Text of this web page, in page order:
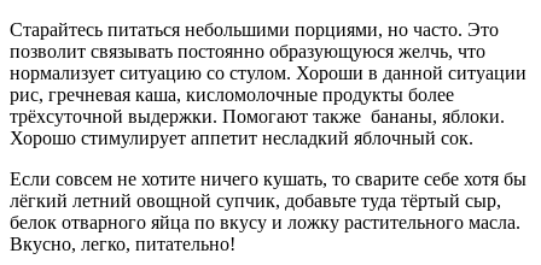
Старайтесь питаться небольшими порциями, но часто. Это
позволит связывать постоянно образующуюся желчь, что
нормализует ситуацию со стулом. Хороши в данной ситуации
рис, гречневая каша, кисломолочные продукты более
трёхсуточной выдержки. Помогают также бананы, яблоки.
Хорошо стимулирует аппетит несладкий яблочный сок.
Если совсем не хотите ничего кушать, то сварите себе хотя бы
лёгкий летний овощной супчик, добавьте туда тёртый сыр,
белок отварного яйца по вкусу и ложку растительного масла.
Вкусно, легко, питательно!